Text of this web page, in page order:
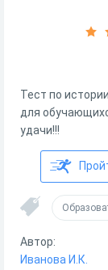
Тест по
для
удачи!!!
Автор:
Иванова И.К.